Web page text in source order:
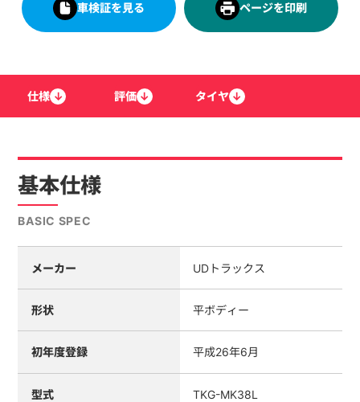
車検証を見る ページを印刷
仕様 ↓ 評価 ↓ タイヤ ↓
基本仕様
BASIC SPEC
メーカー UDトラックス
形状 平ボディー
初年度登録 平成26年6月
型式 TKG-MK38L